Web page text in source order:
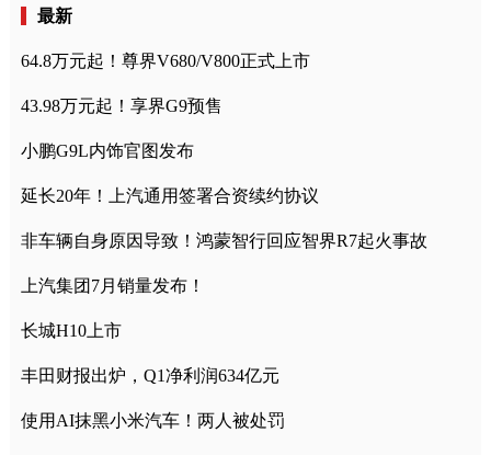
最新
64.8万元起！尊界V680/V800正式上市
43.98万元起！享界G9预售
小鹏G9L内饰官图发布
延长20年！上汽通用签署合资续约协议
非车辆自身原因导致！鸿蒙智行回应智界R7起火事故
上汽集团7月销量发布！
长城H10上市
丰田财报出炉，Q1净利润634亿元
使用AI抹黑小米汽车！两人被处罚